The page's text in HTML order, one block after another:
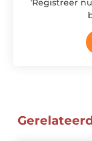
‘Registreer